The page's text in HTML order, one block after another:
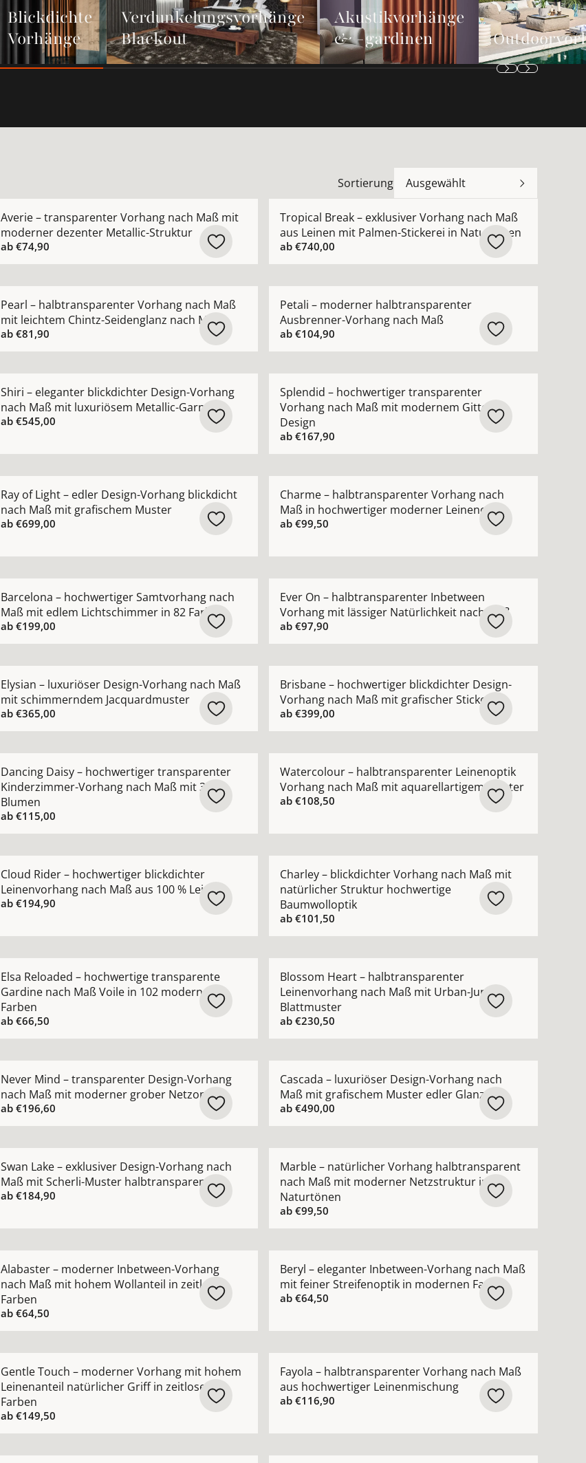
Blickdichte
Vorhänge
Verdunkelungsvorhänge
Blackout
Akustikvorhänge
& -gardinen
Sortierung Ausgewählt
Averie – transparenter Vorhang nach Maß mit
moderner dezenter Metallic-Struktur
ab €74,90
Tropical Break – exklusiver Vorhang nach Maß
aus Leinen mit Palmen-Stickerei in Naturtönen
ab€740,00
Pearl – halbtransparenter Vorhang nach Maß
mit leichtem Chintz-Seidenglanz nach Maß
ab €81,90
Petali – moderner halbtransparenter
Ausbrenner-Vorhang nach Maß
ab€104,90
Shiri – eleganter blickdichter Design-Vorhang
nach Maß mit luxuriösem Metallic-Garn
ab €545,00
Splendid – hochwertiger transparenter
Vorhang nach Maß mit modernem Gitter-
Design
ab€167,90
Ray of Light – edler Design-Vorhang blickdicht
nach Maß mit grafischem Muster
ab €699,00
Charme – halbtransparenter Vorhang nach
Maß in hochwertiger moderner Leinenoptik
ab€99,50
Barcelona – hochwertiger Samtvorhang nach
Maß mit edlem Lichtschimmer in 82 Farben
ab €199,00
Ever On – halbtransparenter Inbetween
Vorhang mit lässiger Natürlichkeit nach Maß
ab€97,90
Elysian – luxuriöser Design-Vorhang nach Maß
mit schimmerndem Jacquardmuster
ab €365,00
Brisbane – hochwertiger blickdichter Design-
Vorhang nach Maß mit grafischer Stickerei
ab€399,00
Dancing Daisy – hochwertiger transparenter
Kinderzimmer-Vorhang nach Maß mit 3D-
Blumen
ab €115,00
Watercolour – halbtransparenter Leinenoptik
Vorhang nach Maß mit aquarellartigem Muster
ab€108,50
Cloud Rider – hochwertiger blickdichter
Leinenvorhang nach Maß aus 100 % Leinen
ab €194,90
Charley – blickdichter Vorhang nach Maß mit
natürlicher Struktur hochwertige
Baumwolloptik
ab€101,50
Elsa Reloaded – hochwertige transparente
Gardine nach Maß Voile in 102 modernen
Farben
ab €66,50
Blossom Heart – halbtransparenter
Leinenvorhang nach Maß mit Urban-Jungle-
Blattmuster
ab€230,50
Never Mind – transparenter Design-Vorhang
nach Maß mit moderner grober Netzoptik
ab €196,60
Cascada – luxuriöser Design-Vorhang nach
Maß mit grafischem Muster edler Glanz
ab€490,00
Swan Lake – exklusiver Design-Vorhang nach
Maß mit Scherli-Muster halbtransparent
ab €184,90
Marble – natürlicher Vorhang halbtransparent
nach Maß mit moderner Netzstruktur in
Naturtönen
ab€99,50
Alabaster – moderner Inbetween-Vorhang
nach Maß mit hohem Wollanteil in zeitlosen
Farben
ab €64,50
Beryl – eleganter Inbetween-Vorhang nach Maß
mit feiner Streifenoptik in modernen Farben
ab€64,50
Gentle Touch – moderner Vorhang mit hohem
Leinenanteil natürlicher Griff in zeitlosen
Farben
ab €149,50
Fayola – halbtransparenter Vorhang nach Maß
aus hochwertiger Leinenmischung
ab€116,90